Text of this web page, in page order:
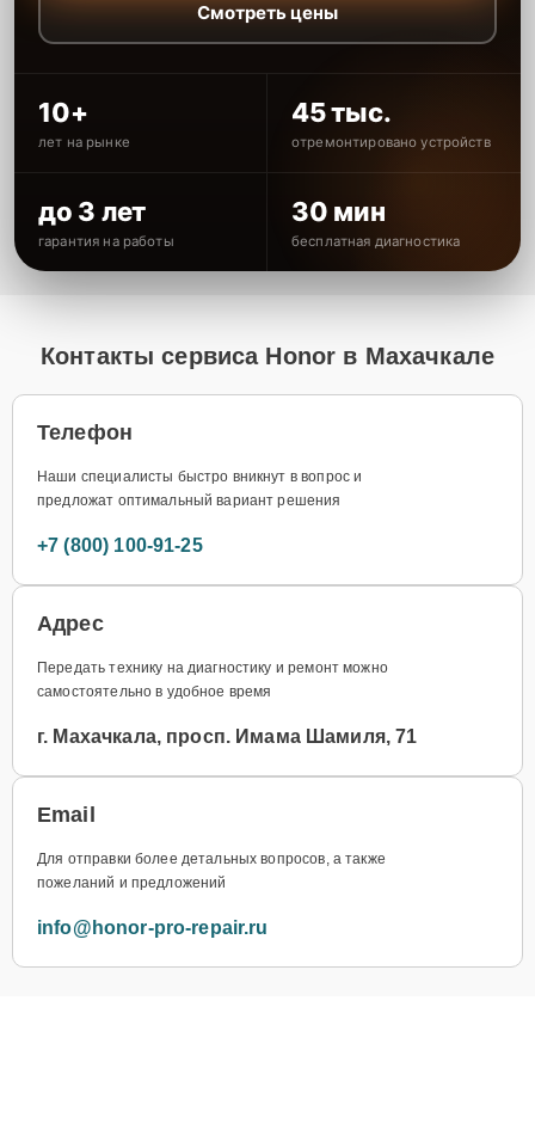
Смотреть цены
10+
лет на рынке
45 тыс.
отремонтировано устройств
до 3 лет
гарантия на работы
30 мин
бесплатная диагностика
Контакты сервиса Honor в Махачкале
Телефон
Наши специалисты быстро вникнут в вопрос и
предложат оптимальный вариант решения
+7 (800) 100-91-25
Адрес
Передать технику на диагностику и ремонт можно
самостоятельно в удобное время
г. Махачкала, просп. Имама Шамиля, 71
Email
Для отправки более детальных вопросов, а также
пожеланий и предложений
info@honor-pro-repair.ru